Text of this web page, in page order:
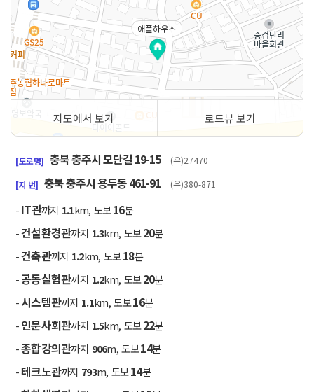
애플하우스
지도에서 보기 로드뷰 보기
[도로명] 충북 충주시 모단길 19-15 (우)27470
[지 번] 충북 충주시 용두동 461-91 (우)380-871
-IT관까지 1.1km, 도보16분
-건설환경관까지 1.3km, 도보20분
-건축관까지 1.2km, 도보18분
-공동실험관까지 1.2km, 도보20분
-시스템관까지 1.1km, 도보16분
-인문사회관까지 1.5km, 도보22분
-종합강의관까지 906m, 도보14분
-테크노관까지 793m, 도보14분